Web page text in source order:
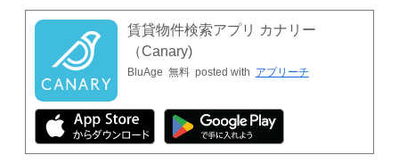
賃貸物件検索アプリ カナリー
（Canary‪)‬
BluAge 無料 posted with アプリーチ